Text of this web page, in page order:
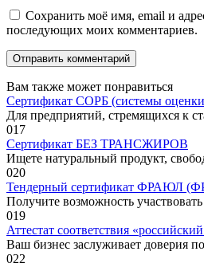
Сохранить моё имя, email и
последующих моих комментариев.
Вам также может понравиться
Сертификат СОРБ (системы оценки
Для предприятий, стремящихся к
017
Сертификат БЕЗ ТРАНСЖИРОВ
Ищете натуральный продукт,
020
Тендерный сертификат ФРАЮЛ
Получите возможность
019
Аттестат соответствия
Ваш бизнес заслуживает доверия
022